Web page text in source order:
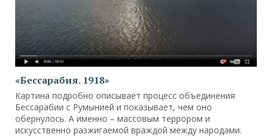
«Бессарабия. 1918»
Картина подробно описывает процесс объединения
Бессарабии с Румынией и показывает, чем оно
обернулось. А именно – массовым террором и
искусственно разжигаемой враждой между народами.